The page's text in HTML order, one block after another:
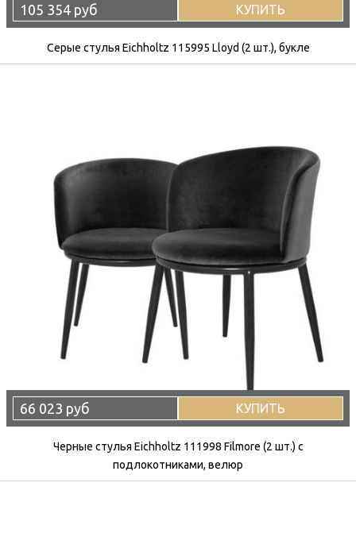
105 354 руб КУПИТЬ
Серые стулья Eichholtz 115995 Lloyd (2 шт.), букле
66 023 руб КУПИТЬ
Черные стулья Eichholtz 111998 Filmore (2 шт.) с
подлокотниками, велюр